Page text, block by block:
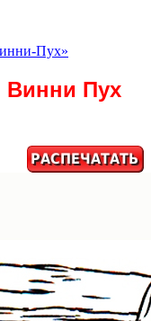
Пух»
Винни Пух